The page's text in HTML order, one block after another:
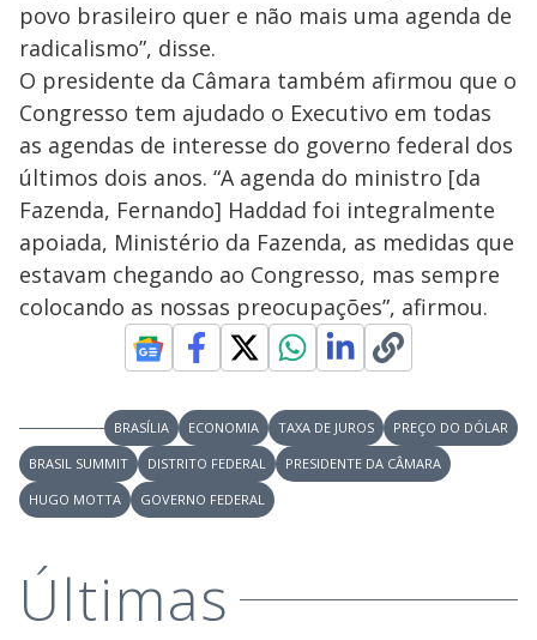
povo brasileiro quer e não mais uma agenda de
radicalismo”, disse.
O presidente da Câmara também afirmou que o
Congresso tem ajudado o Executivo em todas
as agendas de interesse do governo federal dos
últimos dois anos. “A agenda do ministro [da
Fazenda, Fernando] Haddad foi integralmente
apoiada, Ministério da Fazenda, as medidas que
estavam chegando ao Congresso, mas sempre
colocando as nossas preocupações”, afirmou.
BRASÍLIA ECONOMIA TAXA DE JUROS
PREÇO DO DÓLAR
BRASIL SUMMIT
DISTRITO FEDERAL
PRESIDENTE DA CÂMARA
HUGO MOTTA
GOVERNO FEDERAL
Últimas